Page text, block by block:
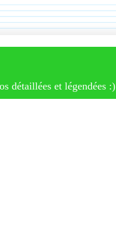
détaillées et légendées :)